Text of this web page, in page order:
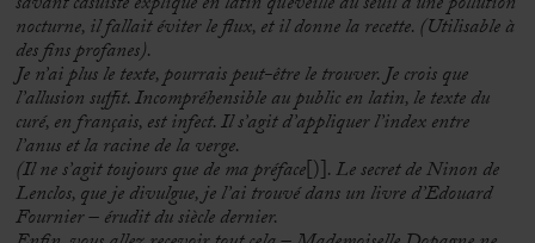
nocturne, il fallait éviter le flux, et il donne la recette. (Utilisable à
des fins profanes).
Je n’ai plus le texte, pourrais peut-être le trouver. Je crois que
l’allusion suffit. Incompréhensible au public en latin, le texte du
curé, en français, est infect. Il s’agit d’appliquer l’index entre
l’anus et la racine de la verge.
(Il ne s’agit toujours que de ma préface[)]. Le secret de Ninon de
Lenclos, que je divulgue, je l’ai trouvé dans un livre d’Edouard
Fournier – érudit du siècle dernier.